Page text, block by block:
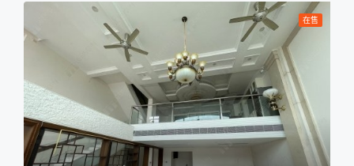
在售